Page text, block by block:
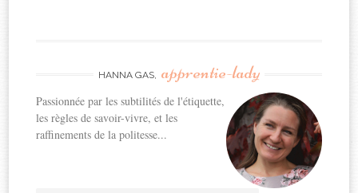
HANNA GAS, apprentie-lady
Passionnée par les subtilités de l'étiquette,
les règles de savoir-vivre, et les
raffinements de la politesse...